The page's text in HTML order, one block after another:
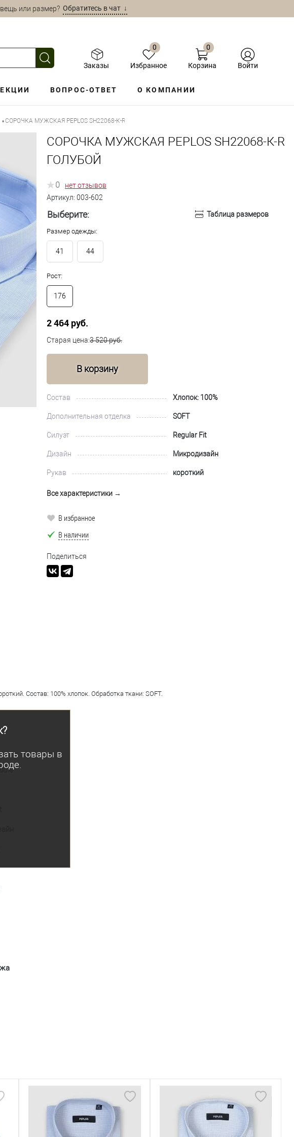
товары в
или размер?Обратитесь в чат ↓
Заказы
0
Избранное
0
Корзина Войти
ВОПРОС-ОТВЕТ О КОМПАНИИ
•СОРОЧКА МУЖСКАЯ PEPLOS SH22068-К-R ГОЛУБОЙ
СОРОЧКА МУЖСКАЯ PEPLOS SH22068-К-R
ГОЛУБОЙ
0
нет отзывов
Артикул: 003-602
Выберите: Таблица размеров
Размер одежды:
41 44
Рост:
176
2 464 руб.
Старая цена:3 520 руб.
В корзину
Состав Хлопок: 100%
Дополнительная отделка SOFT
Силуэт Regular Fit
Дизайн Микродизайн
Рукав короткий
Все характеристики →
В избранное
В наличии
Поделиться
Состав: 100% хлопок. Обработка ткани: SOFT.